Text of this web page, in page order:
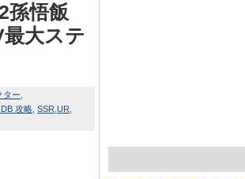
孫悟飯
大ステ
ター
攻略 SSR UR